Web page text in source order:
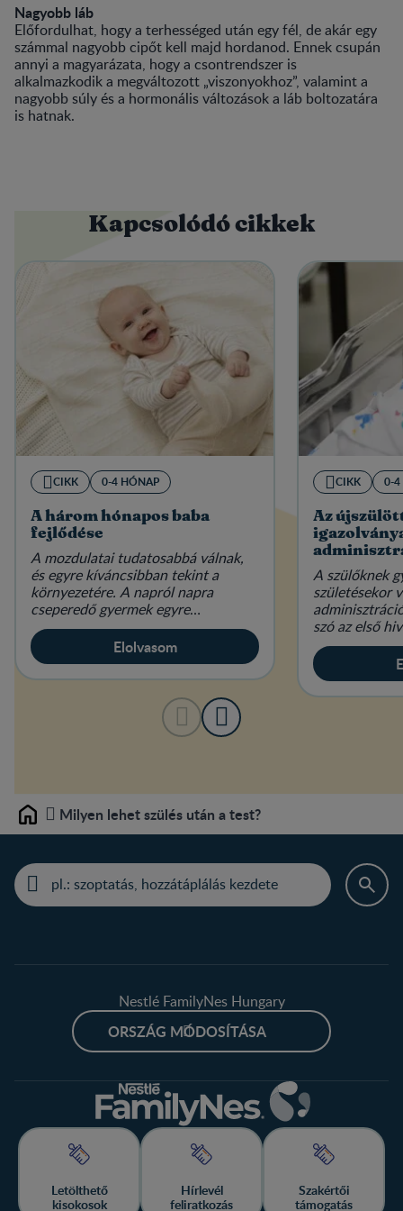
Nagyobb láb
Előfordulhat, hogy a terhességed után egy fél, de akár egy
számmal nagyobb cipőt kell majd hordanod. Ennek csupán
annyi a magyarázata, hogy a csontrendszer is
alkalmazkodik a megváltozott „viszonyokhoz”, valamint a
nagyobb súly és a hormonális változások a láb boltozatára
is hatnak.
Kapcsolódó cikkek
CIKK 0-4 HÓNAP
A három hónapos baba
fejlődése
A mozdulatai tudatosabbá válnak,
és egyre kíváncsibban tekint a
környezetére. A napról napra
cseperedő gyermek egyre
magabiztosabban tartja a fejét.
Elolvasom
CIKK 0-4
Az
A szülőknek
születésekor
szó az első
vagy a
Home Milyen lehet szülés után a test?
Nestlé FamilyNes Hungary
ORSZÁG MÓDOSÍTÁSA
Letölthető
kisokosok
Hírlevél
feliratkozás
Szakértői
támogatás